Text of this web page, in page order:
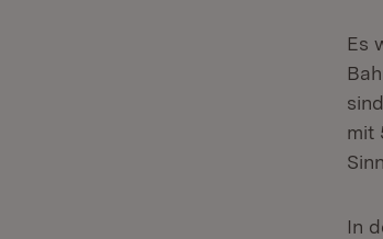
Es
mit
In